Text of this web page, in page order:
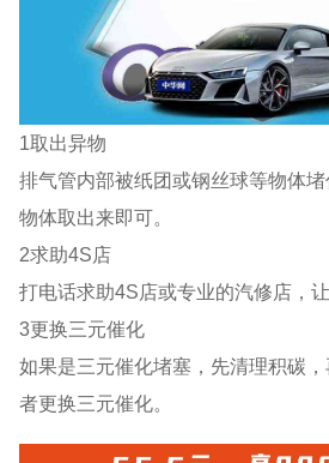
1取出异物
排气管内部被纸团或钢丝球等物体
物体取出来即可。
2求助4S店
打电话求助4S店或专业的汽修店，
3更换三元催化
如果是三元催化堵塞，先清理积碳
者更换三元催化。